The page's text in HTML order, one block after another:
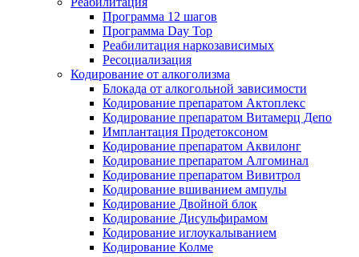
Программа 12 шагов
Программа Day Top
Реабилитация наркозависимых
Ресоциализация
Кодирование от алкоголизма
Блокада от алкогольной зависимости
Кодирование препаратом Актоплекс
Кодирование препаратом Витамерц Депо
Имплантация Продетоксоном
Кодирование препаратом Аквилонг
Кодирование препаратом Алгоминал
Кодирование препаратом Вивитрол
Кодирование вшиванием ампулы
Кодирование Двойной блок
Кодирование Дисульфирамом
Кодирование иглоукалыванием
Кодирование Колме